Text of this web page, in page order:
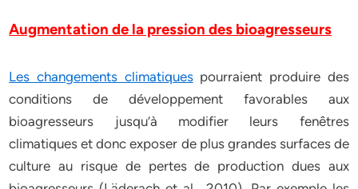
Augmentation de la pression des bioagresseurs
Les changements climatiquespourraient produire des
conditions de développement favorables aux
bioagresseurs jusqu’à modifier leurs fenêtres
climatiques et donc exposer de plus grandes surfaces de
culture au risque de pertes de production dues aux